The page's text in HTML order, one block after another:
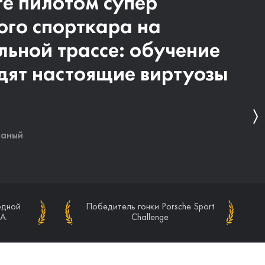
спорткара на
трассе: обучение
настоящие виртуозы
Победитель гонки Porsche Sport
Challenge
в Германию, на
гоночный
Победитель гонки Porsche Sport
Challenge